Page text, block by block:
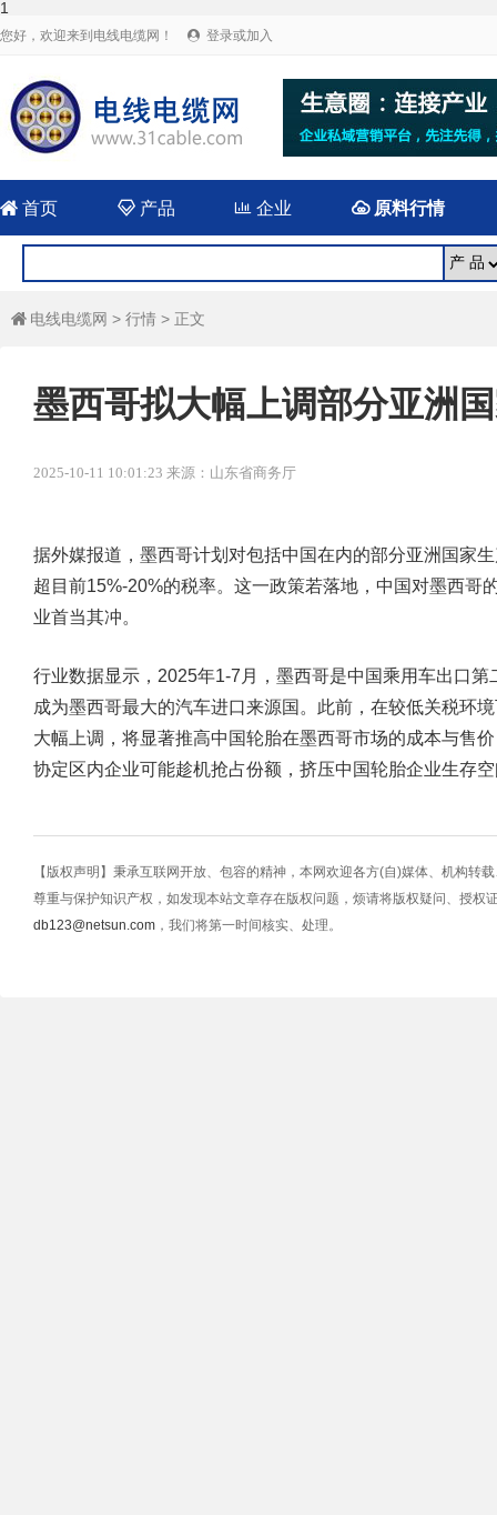
1
您好，欢迎来到电线电缆网！  登录或加入
 首页 产品  企业 原料行情
 电线电缆网 > 行情 > 正文
墨西哥拟大幅上调部分亚洲
2025-10-11 10:01:23 来源：山东省商务厅
据外媒报道，墨西哥计划对包括中国在内的部分亚洲国家
超目前15%-20%的税率。这一政策若落地，中国对墨西哥
业首当其冲。
行业数据显示，2025年1-7月，墨西哥是中国乘用车出口
成为墨西哥最大的汽车进口来源国。此前，在较低关税环
大幅上调，将显著推高中国轮胎在墨西哥市场的成本与售
协定区内企业可能趁机抢占份额，挤压中国轮胎企业生存
【版权声明】秉承互联网开放、包容的精神，本网欢迎各方(自)媒体、机构转
尊重与保护知识产权，如发现本站文章存在版权问题，烦请将版权疑问、授权
db123@netsun.com ，我们将第一时间核实、处理。